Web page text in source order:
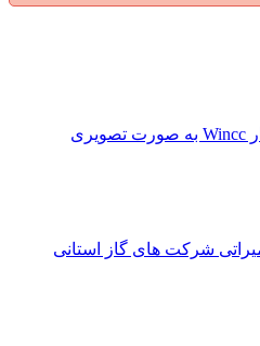
شرکت های گاز استانی